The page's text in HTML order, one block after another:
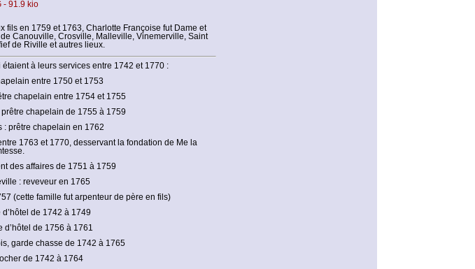
fils en 1759 et 1763, Charlotte Françoise fut Dame et
Canouville, Crosville, Malleville, Vinemerville, Saint
de Riville et autres lieux.
à leurs services entre 1742 et 1770 :
entre 1750 et 1753
chapelain entre 1754 et 1755
chapelain de 1755 à 1759
: prêtre chapelain en 1762
1763 et 1770, desservant la fondation de Me la
des affaires de 1751 à 1759
: reveveur en 1765
(cette famille fut arpenteur de père en fils)
de 1742 à 1749
d’hôtel de 1756 à 1761
garde chasse de 1742 à 1765
de 1742 à 1764